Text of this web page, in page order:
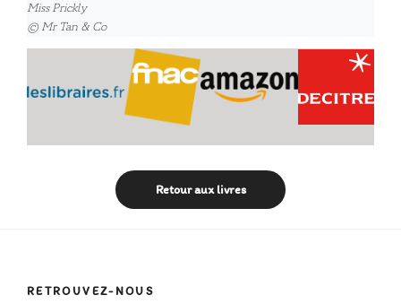
Miss Prickly
© Mr Tan & Co
Retour aux livres
RETROUVEZ-NOUS